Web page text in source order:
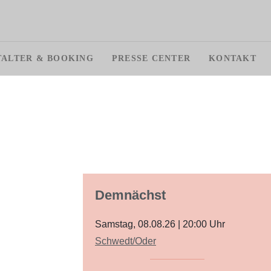
& BOOKING PRESSE CENTER KONTAKT
Demnächst
Samstag, 08.08.26 20:00 Uhr
Schwedt/Oder